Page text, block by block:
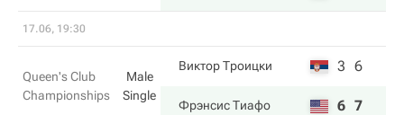
17.06, 19:30
Queen's Club
Championships
Male
Single
Виктор Троицки 3 6
Фрэнсис Тиафо 6 7